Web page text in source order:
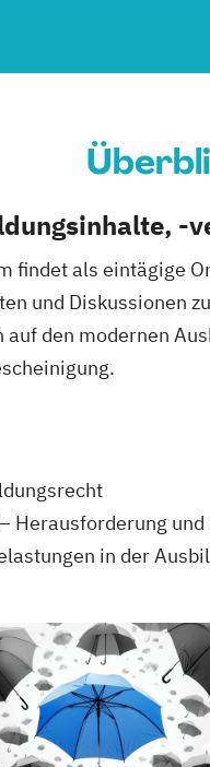
-
findet als eintägige
und Diskussionen
den modernen
Herausforderung und
in der